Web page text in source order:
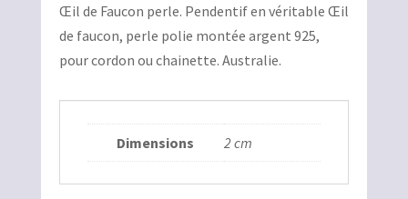
initial
était :
10,00€.
actuel
est :
5,00€.
Œil de Faucon perle. Pendentif en véritable Œil
de faucon, perle polie montée argent 925,
pour cordon ou chainette. Australie.
Dimensions 2 cm